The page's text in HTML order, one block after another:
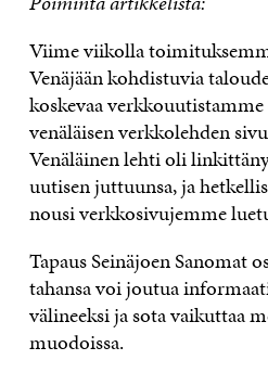
Viime viikolla
Venäjään kohdistuvia
koskevaa
venäläisen verkkolehden
Venäläinen lehti oli
uutisen juttuunsa, ja
nousi verkkosivujemme
Tapaus Seinäjoen Sanomat
tahansa voi joutua
välineeksi ja sota vaikuttaa
muodoissa.